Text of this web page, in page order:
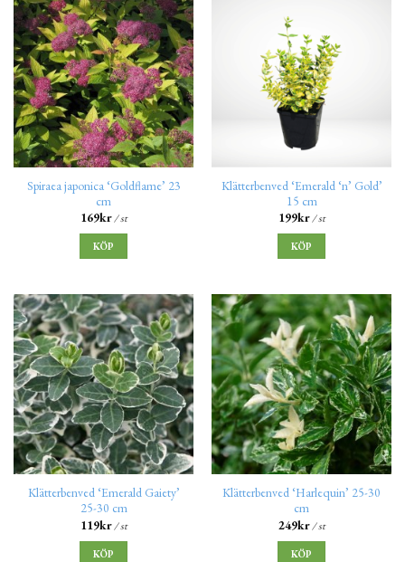
Spiraea japonica ‘Goldflame’ 23
cm
169kr/ st
KÖP
Klätterbenved ‘Emerald ‘n’ Gold’
15 cm
199kr/ st
KÖP
Klätterbenved ‘Emerald Gaiety’
25-30 cm
119kr/ st
KÖP
Klätterbenved ‘Harlequin’ 25-30
cm
249kr/ st
KÖP